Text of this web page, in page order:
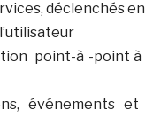
déclenchés en
point-à -point à
événements et